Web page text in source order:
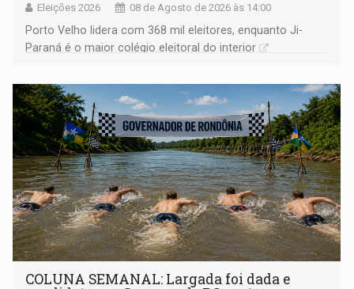
Eleições 2026 08 de Agosto de 2026 às 14:00
Porto Velho lidera com 368 mil eleitores, enquanto Ji-
Paraná é o maior colégio eleitoral do interior
COLUNA SEMANAL: Largada foi dada e